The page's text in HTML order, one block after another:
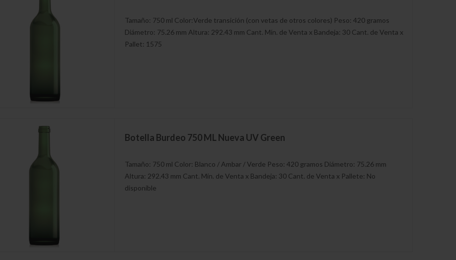
Botella de Licor Tapa Pilfer
750 ML
Tamaño: 750 ml Color:Verde transición (con vetas de otros colores) Peso: 420 gramos
Diámetro: 75.26 mm Altura: 292.43 mm Cant. Mín. de Venta x Bandeja: 30 Cant. de Venta x
Pallet: 1575
Botella Burdeo 750 ML Nueva UV Green
Tamaño: 750 ml Color: Blanco / Ambar / Verde Peso: 420 gramos Diámetro: 75.26 mm
Altura: 292.43 mm Cant. Mín. de Venta x Bandeja: 30 Cant. de Venta x Pallete: No
disponible